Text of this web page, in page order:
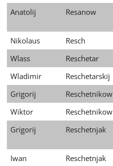
Anatolij
Resanow
Nikolaus Resch
Wlass
Reschetar
Wladimir
Reschetarskij
Grigorij
Reschetnikow
Wiktor
Reschetnikow
Grigorij
Reschetnjak
Iwan
Reschetnjak